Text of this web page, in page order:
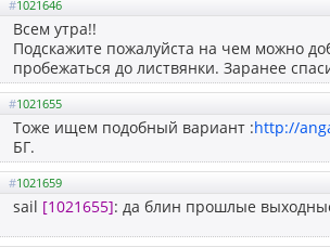
#1021646
Всем утра!!
Подскажите пожалуйста на чем можно
пробежаться до листвянки. Заранее
#1021655
Тоже ищем подобный вариант :http://
БГ.
#1021659
sail [1021655]: да блин прошлые